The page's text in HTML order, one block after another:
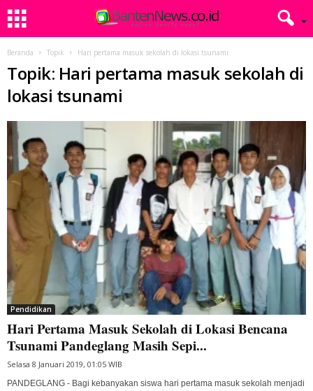
Beranda Topik Hari pertama masuk sekolah di lokasi tsunami
Topik: Hari pertama masuk sekolah di
lokasi tsunami
Pendidikan
Hari Pertama Masuk Sekolah di Lokasi Bencana
Tsunami Pandeglang Masih Sepi...
Selasa 8 Januari 2019, 01:05 WIB
PANDEGLANG - Bagi kebanyakan siswa hari pertama masuk sekolah menjadi